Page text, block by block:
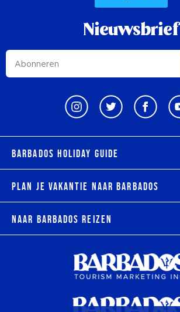
Nieuwsbrief
Barbados Holiday Guide
Plan je vakantie naar Barbados
Naar Barbados reizen